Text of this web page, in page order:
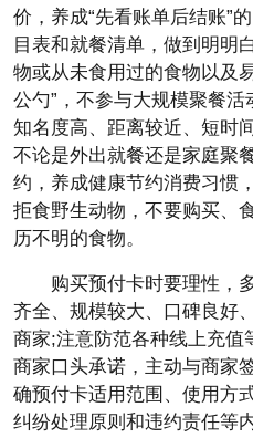
价，养成“先看账单后结账”
目表和就餐清单，做到明明
物或从未食用过的食物以及
公勺”，不参与大规模聚餐
知名度高、距离较近、短时
不论是外出就餐还是家庭聚
约，养成健康节约消费习惯
拒食野生动物，不要购买、
历不明的食物。
购买预付卡时要理性，
齐全、规模较大、口碑良好
商家;注意防范各种线上充
商家口头承诺，主动与商家
确预付卡适用范围、使用方
纠纷处理原则和违约责任等